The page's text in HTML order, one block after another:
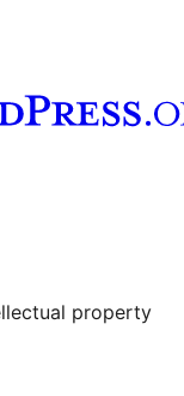
besuchen
property